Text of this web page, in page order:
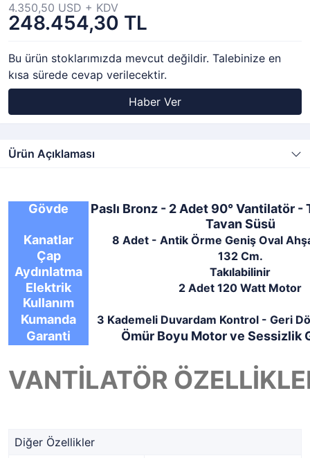
248.454,30 TL
4.350,50 USD + KDV
Bu ürün stoklarımızda mevcut değildir. Talebinize en
kısa sürede cevap verilecektir.
Haber Ver
Ürün Açıklaması
VANTİLATÖR
Gövde Paslı Bronz - 2 Adet 90° Vantilatör -
Tavan Süsü
Kanatlar
8 Adet - Antik Örme Geniş Oval
Çap 132 Cm.
Aydınlatma Takılabilinir
Elektrik
Kullanım
2 Adet 120 Watt Motor
Kumanda 3 Kademeli Duvardam Kontrol - Geri
Garanti Ömür Boyu Motor ve Sessizlik
Diğer Özellikler